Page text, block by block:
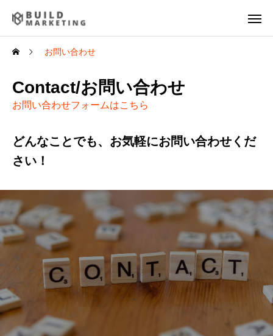
お問い合わせ
Contact/お問い合わせ
お問い合わせフォームはこちら
どんなことでも、お気軽にお問い合わせくだ
さい！